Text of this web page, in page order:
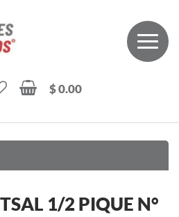
$ 0.00
1/2 PIQUE N°